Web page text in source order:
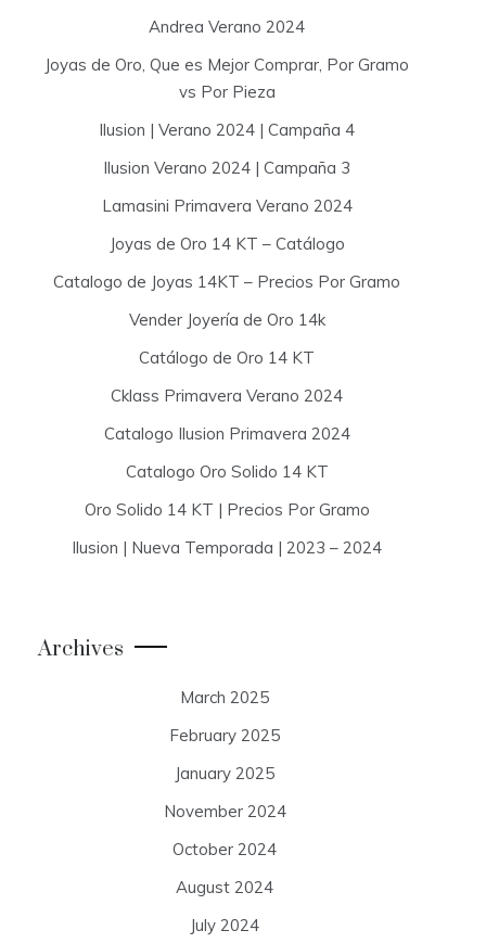
Andrea Verano 2024
Joyas de Oro, Que es Mejor Comprar, Por Gramo
vs Por Pieza
Ilusion | Verano 2024 | Campaña 4
Ilusion Verano 2024 | Campaña 3
Lamasini Primavera Verano 2024
Joyas de Oro 14 KT – Catálogo
Catalogo de Joyas 14KT – Precios Por Gramo
Vender Joyería de Oro 14k
Catálogo de Oro 14 KT
Cklass Primavera Verano 2024
Catalogo Ilusion Primavera 2024
Catalogo Oro Solido 14 KT
Oro Solido 14 KT | Precios Por Gramo
Ilusion | Nueva Temporada | 2023 – 2024
Archives
March 2025
February 2025
January 2025
November 2024
October 2024
August 2024
July 2024